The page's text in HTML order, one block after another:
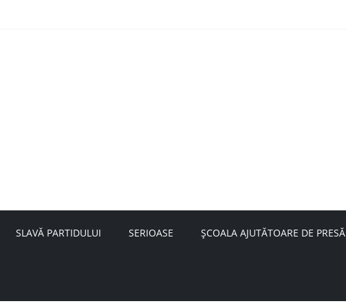
SLAVĂ PARTIDULUI SERIOASE ȘCOALA AJUTĂTOARE DE PRESĂ